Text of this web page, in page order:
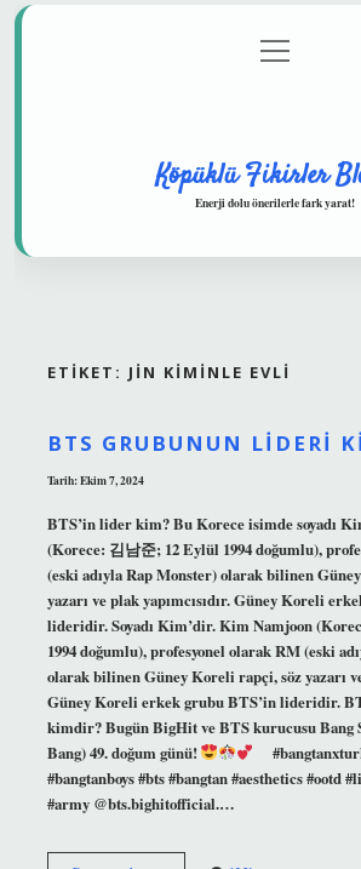
Gizlilik Politikası
menüyü
aç
Köpüklü Fikirler
Enerji dolu önerilerle fark yarat!
ETIKET: JIN KIMINLE EVLI
BTS GRUBUNUN LIDERI
Tarih: Ekim 7, 2024
BTS’in lider kim? Bu Korece isimde soyadı
(Korece: 김남준; 12 Eylül 1994 doğumlu),
(eski adıyla Rap Monster) olarak bilinen
yazarı ve plak yapımcısıdır. Güney Koreli
lideridir. Soyadı Kim’dir. Kim Namjoon
1994 doğumlu), profesyonel olarak RM (eski
olarak bilinen Güney Koreli rapçi, söz yazarı ve
Güney Koreli erkek grubu BTS’in lideridir.
kimdir? Bugün BigHit ve BTS kurucusu Bang
Bang) 49. doğum günü!
⠀
#bangtanboys #bts #bangtan #aesthetics #ootd
#army @bts.bighitofficial.…